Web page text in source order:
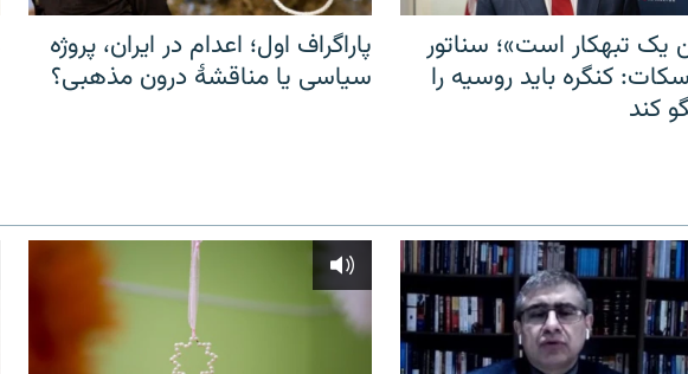
یک تبهکار است»؛ سناتور
کنگره باید روسیه را
کند
پاراگراف اول؛ اعدام در ایران، پروژه
سیاسی یا مناقشهٔ درون مذهبی؟